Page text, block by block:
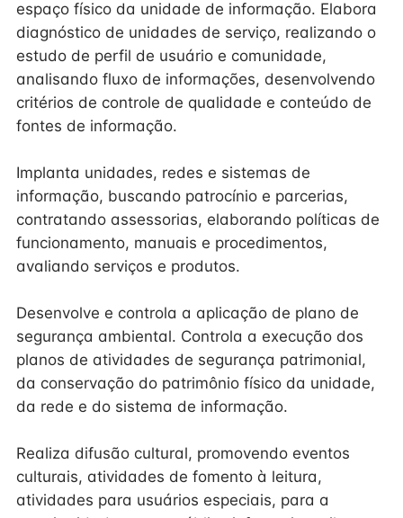
espaço físico da unidade de informação. Elabora
diagnóstico de unidades de serviço, realizando o
estudo de perfil de usuário e comunidade,
analisando fluxo de informações, desenvolvendo
critérios de controle de qualidade e conteúdo de
fontes de informação.
Implanta unidades, redes e sistemas de
informação, buscando patrocínio e parcerias,
contratando assessorias, elaborando políticas de
funcionamento, manuais e procedimentos,
avaliando serviços e produtos.
Desenvolve e controla a aplicação de plano de
segurança ambiental. Controla a execução dos
planos de atividades de segurança patrimonial,
da conservação do patrimônio físico da unidade,
da rede e do sistema de informação.
Realiza difusão cultural, promovendo eventos
culturais, atividades de fomento à leitura,
atividades para usuários especiais, para a